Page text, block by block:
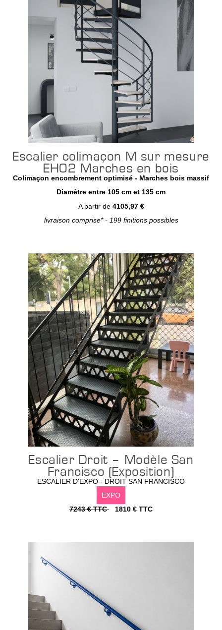
Escalier colimaçon M sur mesure
EH02 Marches en bois
Colimaçon encombrement optimisé - Marches bois massif
Diamètre entre 105 cm et 135 cm
A partir de 4105,97 €
livraison comprise* - 199 finitions possibles
Configurer
Escalier Droit – Modèle San
Francisco (Exposition)
ESCALIER D'EXPO - DROIT SAN FRANCISCO
EXPO
7243 € TTC 1810 € TTC